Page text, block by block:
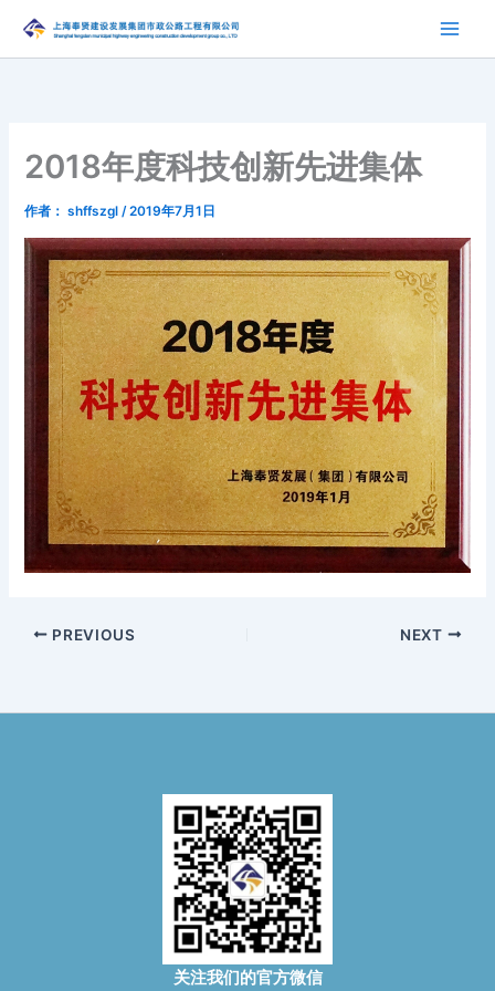
内
2018年度科技创新先进集体
作者： shffszgl/2019年7月1日
PREVIOUS NEXT
关注我们的官方微信